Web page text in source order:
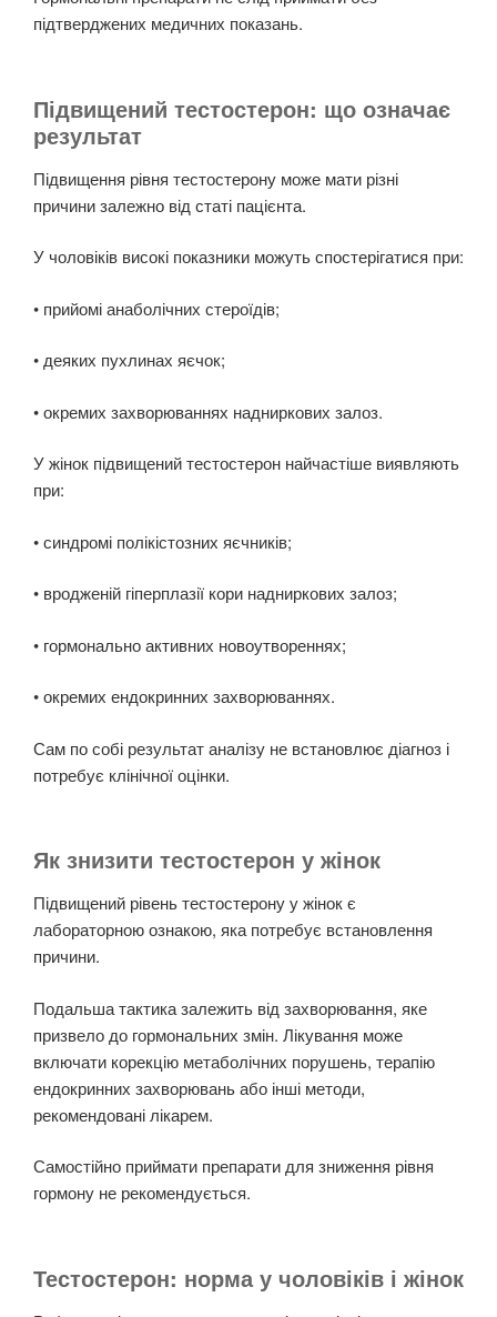
підтверджених медичних показань.
Підвищений тестостерон: що означає
результат
Підвищення рівня тестостерону може мати різні
причини залежно від статі пацієнта.
У чоловіків високі показники можуть спостерігатися при:
• прийомі анаболічних стероїдів;
• деяких пухлинах яєчок;
• окремих захворюваннях надниркових залоз.
У жінок підвищений тестостерон найчастіше виявляють
при:
• синдромі полікістозних яєчників;
• вродженій гіперплазії кори надниркових залоз;
• гормонально активних новоутвореннях;
• окремих ендокринних захворюваннях.
Сам по собі результат аналізу не встановлює діагноз і
потребує клінічної оцінки.
Як знизити тестостерон у жінок
Підвищений рівень тестостерону у жінок є
лабораторною ознакою, яка потребує встановлення
причини.
Подальша тактика залежить від захворювання, яке
призвело до гормональних змін. Лікування може
включати корекцію метаболічних порушень, терапію
ендокринних захворювань або інші методи,
рекомендовані лікарем.
Самостійно приймати препарати для зниження рівня
гормону не рекомендується.
Тестостерон: норма у чоловіків і жінок